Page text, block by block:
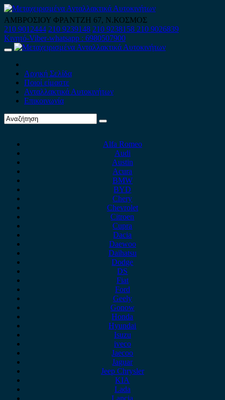
Skip
to
content
ΑΜΒΡΟΣΙΟΥ ΦΡΑΝΤΖΗ 67, Ν.ΚΟΣΜΟΣ
210 9012444 210 9239148 210 9238158 210 9026839
Κινητό-Viber-whatsapp : 6980507900
Primary
Αρχική Σελίδα
Ποιοί είμαστε
Ανταλλακτικά Αυτοκινήτων
Επικοινωνία
Alfa Romeo
Audi
Austin
Acura
BMW
BYD
Chery
Chevrolet
Citroen
Cupra
Dacia
Daewoo
Daihatsu
Dodge
DS
Fiat
Ford
Geely
Gonow
Honda
Hyundai
Isuzu
iveco
Jaecoo
Jaguar
Jeep Chrysler
KIA
Lada
Lancia